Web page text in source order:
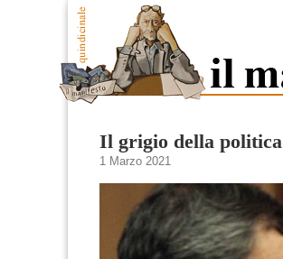
Il grigio della politica
1 Marzo 2021